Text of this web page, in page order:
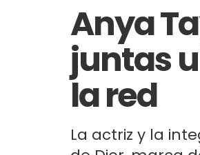
Anya
juntas
la red
La actriz y la